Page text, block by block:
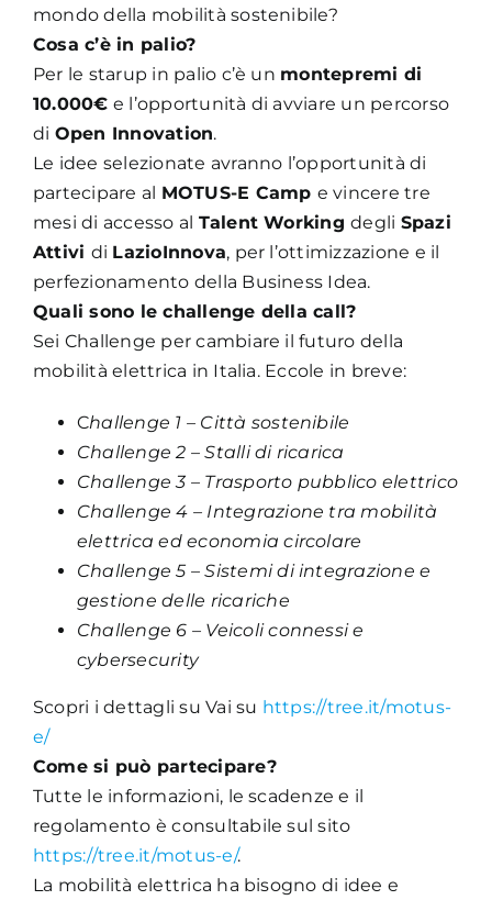
mondo della mobilità sostenibile?
Cosa c’è in palio?
Per le starup in palio c’è un montepremi di
10.000€ e l’opportunità di avviare un percorso
di Open Innovation.
Le idee selezionate avranno l’opportunità di
partecipare al MOTUS-E Camp e vincere tre
mesi di accesso al Talent Workingdegli Spazi
Attivi di LazioInnova, per l’ottimizzazione e il
perfezionamento della Business Idea.
Quali sono le challenge della call?
Sei Challenge per cambiare il futuro della
mobilità elettrica in Italia. Eccole in breve:
Challenge 1 – Città sostenibile
Challenge 2 – Stalli di ricarica
Challenge 3 – Trasporto pubblico elettrico
Challenge 4 – Integrazione tra mobilità
elettrica ed economia circolare
Challenge 5 – Sistemi di integrazione e
gestione delle ricariche
Challenge 6 – Veicoli connessi e
cybersecurity
Scopri i dettagli su Vai su https://tree.it/motus-
e/
Come si può partecipare?
Tutte le informazioni, le scadenze e il
regolamento è consultabile sul sito
https://tree.it/motus-e/.
La mobilità elettrica ha bisogno di idee e